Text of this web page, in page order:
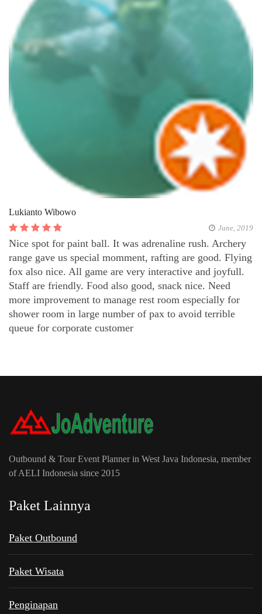
Lukianto Wibowo
June, 2019
Nice spot for paint ball. It was adrenaline rush. Archery
range gave us special momment, rafting are good. Flying
fox also nice. All game are very interactive and joyfull.
Staff are friendly. Food also good, snack nice. Need
more improvement to manage rest room especially for
shower room in large number of pax to avoid terrible
queue for corporate customer
Outbound & Tour Event Planner in West Java Indonesia, member
of AELI Indonesia since 2015
Paket Lainnya
Paket Outbound
Paket Wisata
Penginapan